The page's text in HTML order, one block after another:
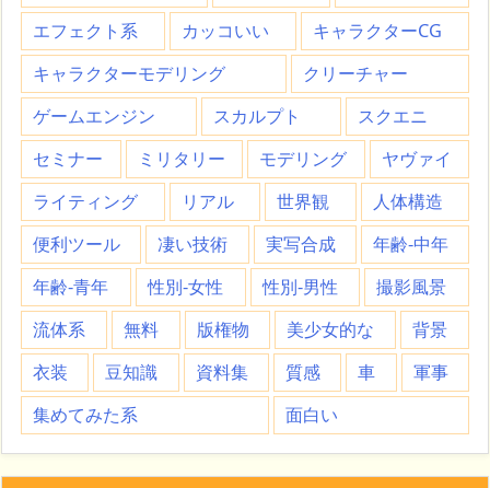
エフェクト系
カッコいい
キャラクターCG
キャラクターモデリング
クリーチャー
ゲームエンジン
スカルプト
スクエニ
セミナー
ミリタリー モデリング
ヤヴァイ
ライティング
リアル 世界観
人体構造
便利ツール
凄い技術 実写合成
年齢-中年
年齢-青年
性別-女性 性別-男性
撮影風景
流体系
無料 版権物 美少女的な
背景
衣装
豆知識 資料集 質感 車
軍事
集めてみた系
面白い